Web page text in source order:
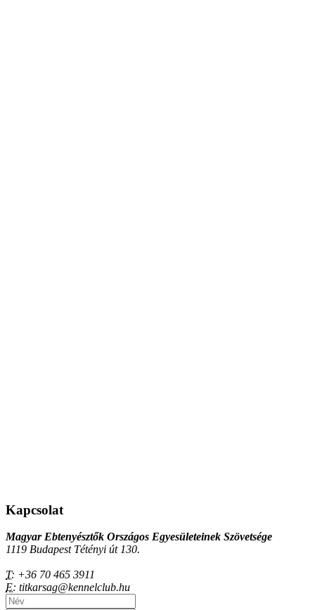
Kapcsolat
Magyar Ebtenyésztők Országos Egyesületeinek Szövetsége
1119 Budapest Tétényi út 130.
T: +36 70 465 3911
E: titkarsag@kennelclub.hu